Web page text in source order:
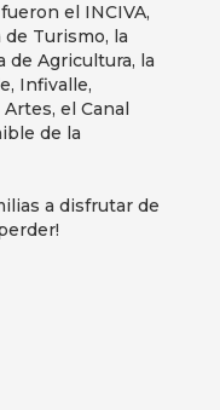
el INCIVA,
Turismo, la
de Agricultura, la
Infivalle,
el Canal
de la
a disfrutar de